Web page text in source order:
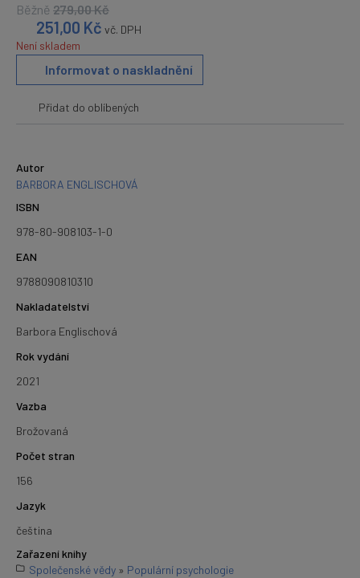
Běžně 279,00Kč
251,00 Kč vč. DPH
Není skladem
Informovat o naskladnění
Přidat do oblíbených
Autor
BARBORA ENGLISCHOVÁ
ISBN
978-80-908103-1-0
EAN
9788090810310
Nakladatelství
Barbora Englischová
Rok vydání
2021
Vazba
Brožovaná
Počet stran
156
Jazyk
čeština
Zařazení knihy
Společenské vědy » Populární psychologie